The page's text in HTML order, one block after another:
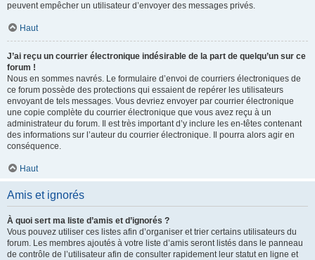
peuvent empêcher un utilisateur d’envoyer des messages privés.
Haut
J’ai reçu un courrier électronique indésirable de la part de quelqu’un sur ce
forum !
Nous en sommes navrés. Le formulaire d’envoi de courriers électroniques de
ce forum possède des protections qui essaient de repérer les utilisateurs
envoyant de tels messages. Vous devriez envoyer par courrier électronique
une copie complète du courrier électronique que vous avez reçu à un
administrateur du forum. Il est très important d’y inclure les en-têtes contenant
des informations sur l’auteur du courrier électronique. Il pourra alors agir en
conséquence.
Haut
Amis et ignorés
À quoi sert ma liste d’amis et d’ignorés ?
Vous pouvez utiliser ces listes afin d’organiser et trier certains utilisateurs du
forum. Les membres ajoutés à votre liste d’amis seront listés dans le panneau
de contrôle de l’utilisateur afin de consulter rapidement leur statut en ligne et